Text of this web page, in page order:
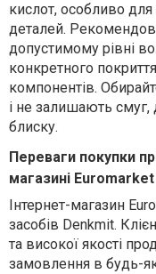
кислот, особливо
деталей.
допустимому рівні
конкретного
компонентів. О
і не залишають смуг,
блиску.
Переваги покупки
магазині Euromarket
Інтернет-магазин
засобів Denkmit.
та високої якості
замовлення в будь-